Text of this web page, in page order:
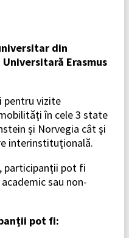
din
Erasmus
pentru vizite
în cele 3 state
și Norvegia cât şi
interinstituţională.
participanții pot fi
sau non-
pot fi: